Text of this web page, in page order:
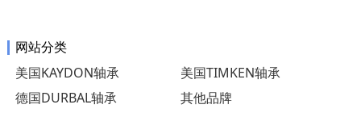
网站分类
美国KAYDON轴承
美国TIMKEN轴承
德国DURBAL轴承
其他品牌